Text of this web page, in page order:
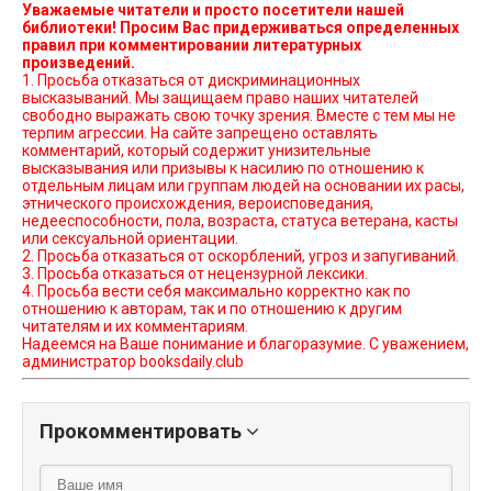
Уважаемые читатели и просто посетители нашей
библиотеки! Просим Вас придерживаться определенных
правил при комментировании литературных
произведений.
1. Просьба отказаться от дискриминационных
высказываний. Мы защищаем право наших читателей
свободно выражать свою точку зрения. Вместе с тем мы не
терпим агрессии. На сайте запрещено оставлять
комментарий, который содержит унизительные
высказывания или призывы к насилию по отношению к
отдельным лицам или группам людей на основании их расы,
этнического происхождения, вероисповедания,
недееспособности, пола, возраста, статуса ветерана, касты
или сексуальной ориентации.
2. Просьба отказаться от оскорблений, угроз и запугиваний.
3. Просьба отказаться от нецензурной лексики.
4. Просьба вести себя максимально корректно как по
отношению к авторам, так и по отношению к другим
читателям и их комментариям.
Надеемся на Ваше понимание и благоразумие. С уважением,
администратор booksdaily.club
Прокомментировать